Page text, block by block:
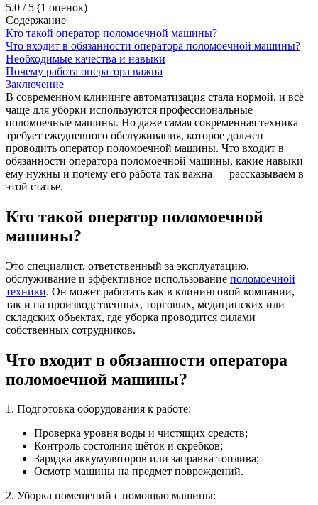
5.0 / 5 (1 оценок)
Содержание
Кто такой оператор поломоечной машины?
Что входит в обязанности оператора поломоечной машины?
Необходимые качества и навыки
Почему работа оператора важна
Заключение
В современном клининге автоматизация стала нормой, и всё
чаще для уборки используются профессиональные
поломоечные машины. Но даже самая современная техника
требует ежедневного обслуживания, которое должен
проводить оператор поломоечной машины. Что входит в
обязанности оператора поломоечной машины, какие навыки
ему нужны и почему его работа так важна — рассказываем в
этой статье.
Кто такой оператор поломоечной
машины?
Это специалист, ответственный за эксплуатацию,
обслуживание и эффективное использование поломоечной
техники. Он может работать как в клининговой компании,
так и на производственных, торговых, медицинских или
складских объектах, где уборка проводится силами
собственных сотрудников.
Что входит в обязанности оператора
поломоечной машины?
1. Подготовка оборудования к работе:
Проверка уровня воды и чистящих средств;
Контроль состояния щёток и скребков;
Зарядка аккумуляторов или заправка топлива;
Осмотр машины на предмет повреждений.
2. Уборка помещений с помощью машины: